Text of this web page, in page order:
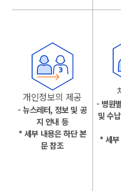
개인정보의 제공
- 뉴스레터, 정보 및 공
지 안내 등
* 세부 내용은 하단 본
문 참조
- 병원
및 수
* 세부